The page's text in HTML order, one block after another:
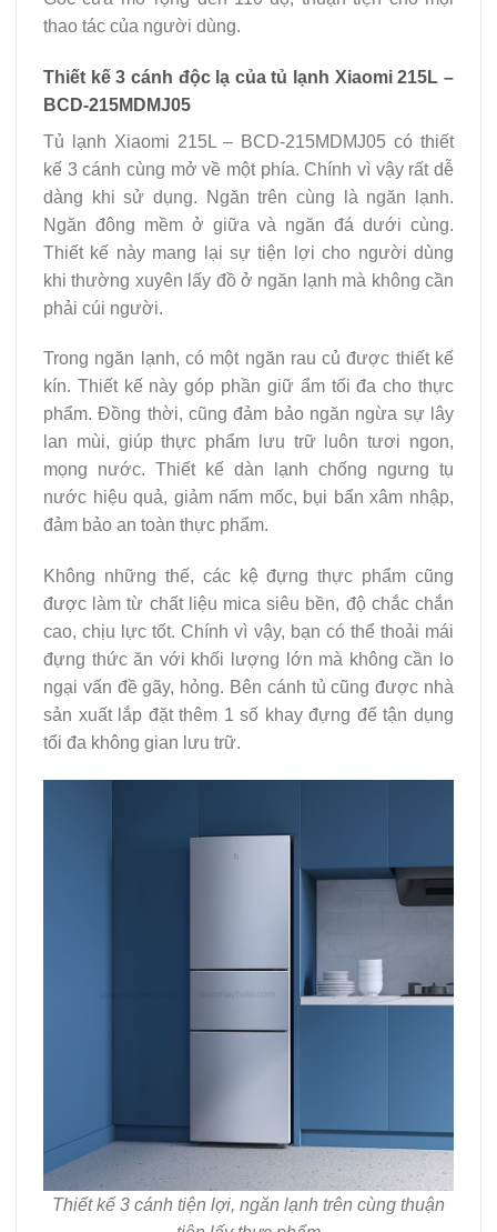
thao tác của người dùng.
Thiết kế 3 cánh độc lạ của tủ lạnh Xiaomi 215L –
BCD-215MDMJ05
Tủ lạnh Xiaomi 215L – BCD-215MDMJ05 có thiết
kế 3 cánh cùng mở về một phía. Chính vì vậy rất dễ
dàng khi sử dụng. Ngăn trên cùng là ngăn lạnh.
Ngăn đông mềm ở giữa và ngăn đá dưới cùng.
Thiết kế này mang lại sự tiện lợi cho người dùng
khi thường xuyên lấy đồ ở ngăn lạnh mà không cần
phải cúi người.
Trong ngăn lạnh, có một ngăn rau củ được thiết kế
kín. Thiết kế này góp phần giữ ẩm tối đa cho thực
phẩm. Đồng thời, cũng đảm bảo ngăn ngừa sự lây
lan mùi, giúp thực phẩm lưu trữ luôn tươi ngon,
mọng nước. Thiết kế dàn lạnh chống ngưng tụ
nước hiệu quả, giảm nấm mốc, bụi bẩn xâm nhập,
đảm bảo an toàn thực phẩm.
Không những thế, các kệ đựng thực phẩm cũng
được làm từ chất liệu mica siêu bền, độ chắc chắn
cao, chịu lực tốt. Chính vì vậy, bạn có thể thoải mái
đựng thức ăn với khối lượng lớn mà không cần lo
ngại vấn đề gãy, hỏng. Bên cánh tủ cũng được nhà
sản xuất lắp đặt thêm 1 số khay đựng để tận dụng
tối đa không gian lưu trữ.
Thiết kế 3 cánh tiện lợi, ngăn lạnh trên cùng thuận